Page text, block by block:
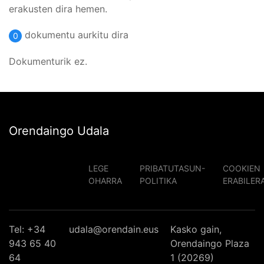
erakusten dira hemen.
0 dokumentu aurkitu dira
Dokumenturik ez.
Orendaingo Udala
LEGE
OHARRA
PRIBATUTASUN-
POLITIKA
COOKIEN
Tel: +34
943 65 40
64
udala@orendain.eus
Kasko gain,
Orendaingo Plaza
1 (20269)